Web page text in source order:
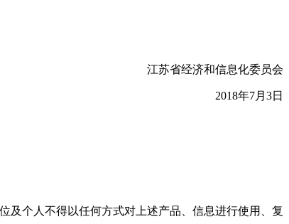
苏省经济和信息化委员会
2018年7月3日
及个人不得以任何方式对上述产品、信息进行使用、复